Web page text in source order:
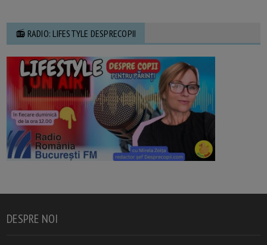
📻 RADIO: LIFESTYLE DESPRECOPII
DESPRE NOI